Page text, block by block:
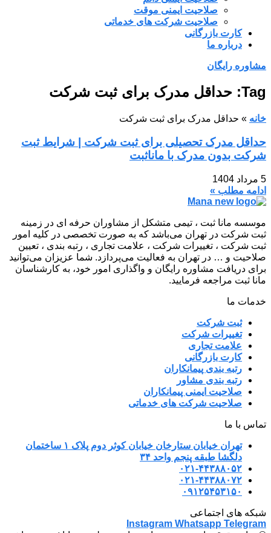
صلاحیت ایمنی موقت
صلاحیت شرکت های خدماتی
کارت بازرگانی
درباره ما
مشاوره رایگان
Tag: حداقل مدرک برای ثبت شرکت
خانه » حداقل مدرک برای ثبت شرکت
حداقل مدرک تحصیلی برای ثبت شرکت | شرایط ثبت
شرکت بدون مدرک با ماناثبت
5 مرداد 1404
ادامه مطلب »
موسسه مانا ثبت ، تیمی متشکل از مشاوران حرفه ای در زمینه
ثبت شرکت در تهران می‌باشد که به صورت تخصصی در کلیه امور
ثبت شرکت ، تغییرات شرکت ، علامت تجاری ، رتبه بندی ، تعیین
صلاحیت و … در تهران به فعالیت می‌پردازد. شما عزیزان می‌توانید
برای دریافت مشاوره رایگان و واگذاری امور خود، به کارشناسان
مانا ثبت مراجعه فرمایید.
خدمات ما
ثبت شرکت
تغییرات شرکت
علامت تجاری
کارت بازرگانی
رتبه بندی پیمانکاران
رتبه بندی مشاور
صلاحیت ایمنی پیمانکاران
صلاحیت شرکت های خدماتی
تماس با ما
تهران خیابان ستارخان خیابان کوثر دوم پلاک ۱ ساختمان
دلگشا طبقه پنجم واحد ۳۴
۰۲۱-۴۴۳۸۸۰۵۲
۰۲۱-۴۴۳۸۸۰۷۲
۰۹۱۲۵۴۵۳۱۵۰
شبکه های اجتماعی
Instagram Whatsapp Telegram